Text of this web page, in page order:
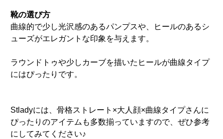
靴の選び方
曲線的で少し光沢感のあるパンプスや、ヒールのあるシ
ューズがエレガントな印象を与えます。
ラウンドトゥや少しカーブを描いたヒールが曲線タイプ
にはぴったりです。
Stladyには、骨格ストレート×大人顔×曲線タイプさんに
ぴったりのアイテムも多数揃っていますので、ぜひ参考
にしてみてください♪